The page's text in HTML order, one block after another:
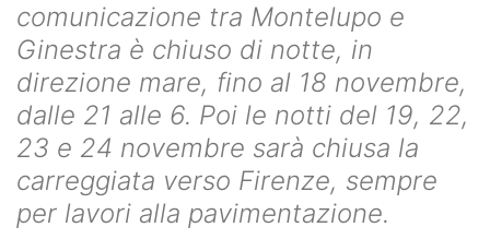
comunicazione tra Montelupo e
Ginestra è chiuso di notte, in
direzione mare, fino al 18 novembre,
dalle 21 alle 6. Poi le notti del 19, 22,
23 e 24 novembre sarà chiusa la
carreggiata verso Firenze, sempre
per lavori alla pavimentazione.